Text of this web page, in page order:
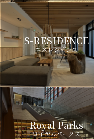
S-RESIDENCE
エスレジデンス
Royal Parks
ロイヤルパークス